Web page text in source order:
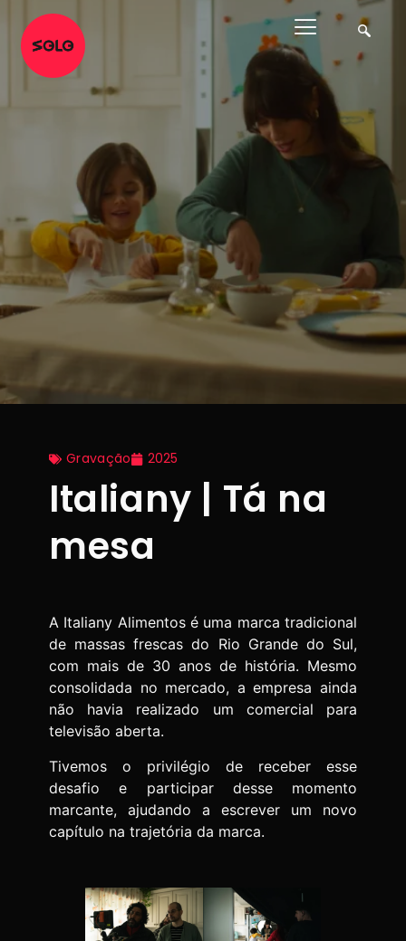
Gravação 2025
Italiany | Tá na
mesa
A Italiany Alimentos é uma marca tradicional
de massas frescas do Rio Grande do Sul,
com mais de 30 anos de história. Mesmo
consolidada no mercado, a empresa ainda
não havia realizado um comercial para
televisão aberta.
Tivemos o privilégio de receber esse
desafio e participar desse momento
marcante, ajudando a escrever um novo
capítulo na trajetória da marca.